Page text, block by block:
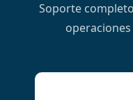
Soporte
operaciones